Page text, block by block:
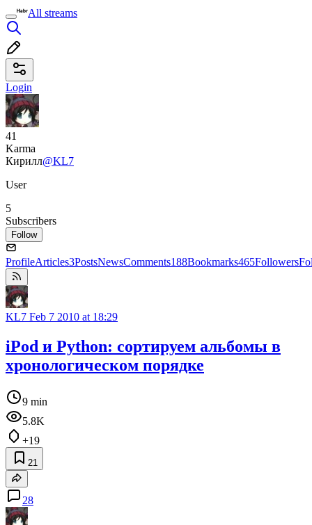
All streams
Login
41
Karma
Кирилл@KL7
User
5
Subscribers
Follow
ProfileArticles3PostsNewsComments188Bookmarks465Followers
KL7 Feb 7 2010 at 18:29
iPod и Python: сортируем альбомы в
хронологическом порядке
9 min
5.8K
+19
21
28